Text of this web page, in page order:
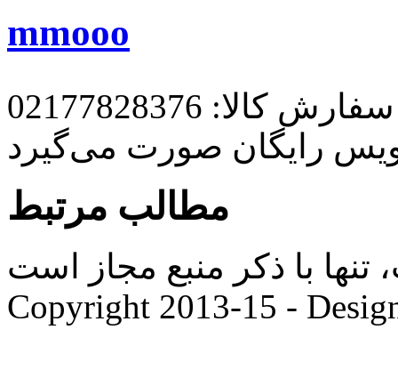
mmooo
کالا: 02177828376
رایگان صورت می‌گیرد
مطالب مرتبط
با ذکر منبع مجاز است. |
Copyright 2013-15 -